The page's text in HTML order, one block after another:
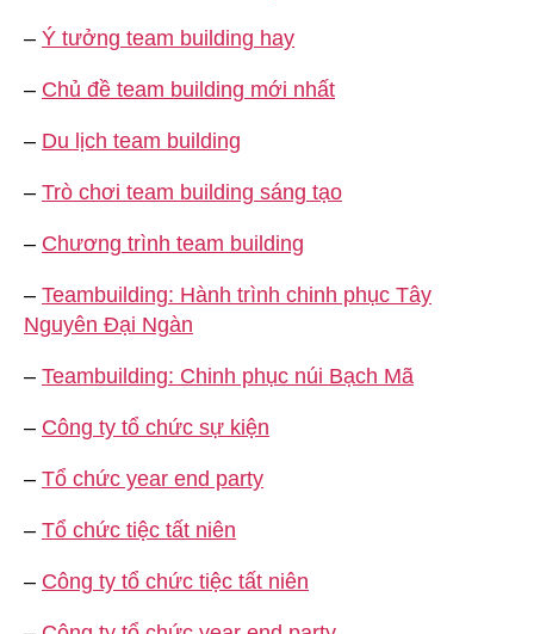
– Ý tưởng team building hay
– Chủ đề team building mới nhất
– Du lịch team building
– Trò chơi team building sáng tạo
– Chương trình team building
– Teambuilding: Hành trình chinh phục Tây
Nguyên Đại Ngàn
– Teambuilding: Chinh phục núi Bạch Mã
– Công ty tổ chức sự kiện
– Tổ chức year end party
– Tổ chức tiệc tất niên
– Công ty tổ chức tiệc tất niên